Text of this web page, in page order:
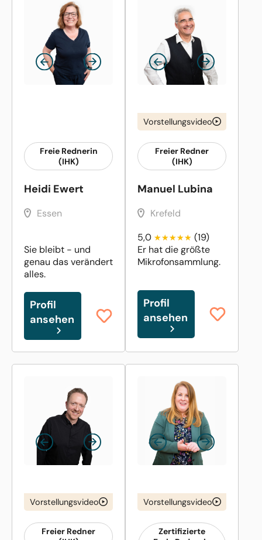
Freie Rednerin
(IHK)
Heidi Ewert
Essen
Sie bleibt - und
genau das verändert
alles.
Profil
ansehen
Vorstellungsvideo
Freier Redner
(IHK)
Manuel Lubina
Krefeld
5,0
(19)
Er hat die größte
Mikrofonsammlung.
Profil
ansehen
Vorstellungsvideo
Freier Redner
Vorstellungsvideo
Zertifizierte